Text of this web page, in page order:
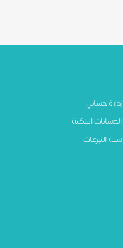
إدارة حسابي
الحسابات البنكية
سلة التبرعات